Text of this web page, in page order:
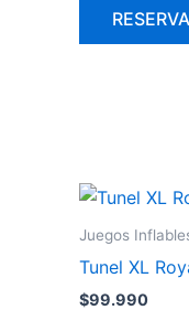
Juegos
Tunel XL
$99.990